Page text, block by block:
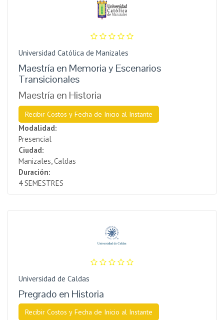
Universidad Católica de Manizales
Maestría en Memoria y Escenarios
Transicionales
Maestría en Historia
Recibir Costos y Fecha de Inicio al Instante
Modalidad:
Presencial
Ciudad:
Manizales, Caldas
Duración:
4 SEMESTRES
Universidad de Caldas
Pregrado en Historia
Recibir Costos y Fecha de Inicio al Instante